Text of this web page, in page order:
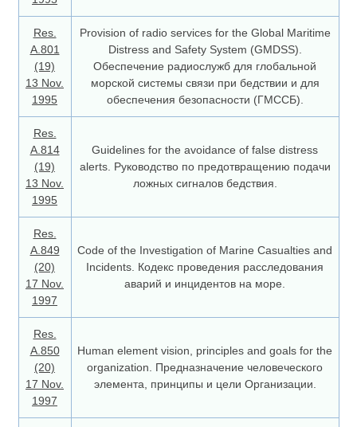
Res.
А.801
(19)
13 Nov.
1995
Provision of radio services for the Global Maritime
Distress and Safety System (GMDSS).
Обеспечение радиослужб для глобальной
морской системы связи при бедствии и для
обеспечения безопасности (ГМССБ).
Res.
A.814
(19)
13 Nov.
1995
Guidelines for the avoidance of false distress
alerts. Руководство по предотвращению подачи
ложных сигналов бедствия.
Res.
A.849
(20)
17 Nov.
1997
Code of the Investigation of Marine Casualties and
Incidents. Кодекс проведения расследования
аварий и инцидентов на море.
Res.
A.850
(20)
17 Nov.
1997
Human element vision, principles and goals for the
organization. Предназначение человеческого
элемента, принципы и цели Организации.